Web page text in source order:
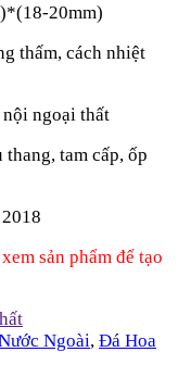
20mm)
thấm, cách nhiệt
ngoại thất
tam cấp, ốp
sản phẩm để tạo
Ngoài, Đá Hoa